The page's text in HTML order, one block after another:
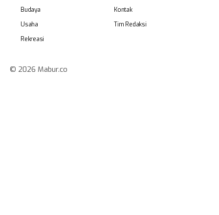
Budaya
Usaha
Rekreasi
Kontak
Tim Redaksi
© 2026 Mabur.co